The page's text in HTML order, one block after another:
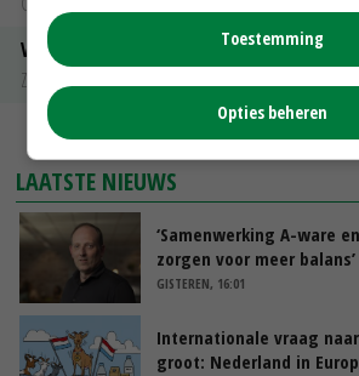
Volle melkpoeder
Zuivel NL
MEER MARKTPRIJZEN
LAATSTE NIEUWS
‘Samenwerking A-ware
zorgen voor meer balans’
GISTEREN, 16:01
Internationale vraag
groot: Nederland in
Toestemming
Opties beheren